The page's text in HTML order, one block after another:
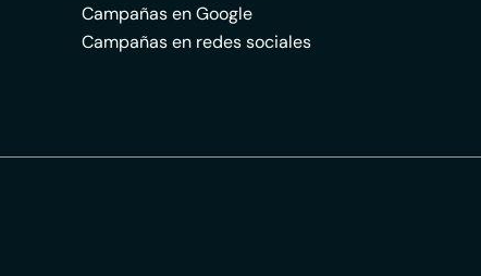
Campañas en Google
Campañas en redes sociales